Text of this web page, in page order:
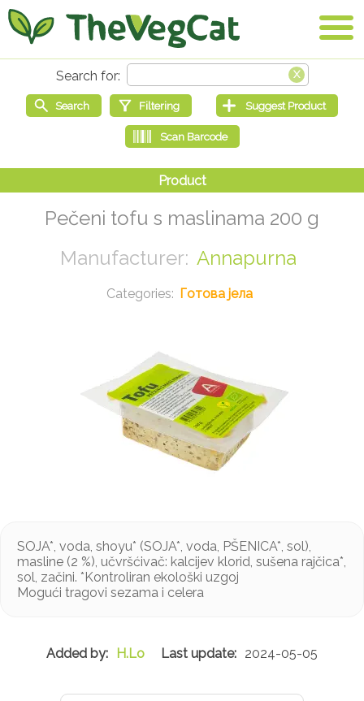
Pečeni tofu s maslinama 200 g
Annapurna
Готова јела
SOJA*, voda, shoyu* (SOJA*, voda, PŠENICA*, sol),
masline (2 %), učvršćivač: kalcijev klorid, sušena rajčica*,
sol, začini. *Kontroliran ekološki uzgoj
Mogući tragovi sezama i celera
H.Lo 2024-05-05